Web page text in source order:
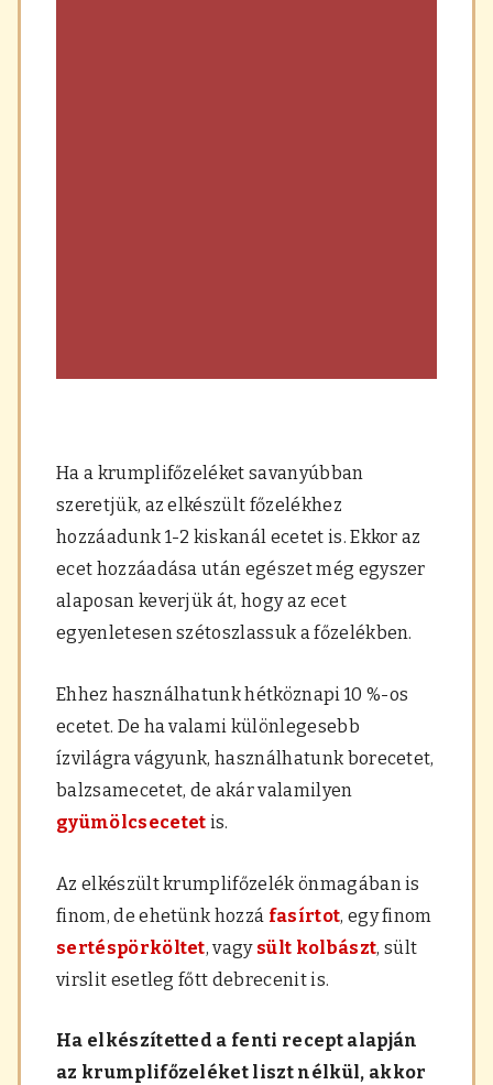
Ha a krumplifőzeléket savanyúbban
szeretjük, az elkészült főzelékhez
hozzáadunk 1-2 kiskanál ecetet is. Ekkor az
ecet hozzáadása után egészet még egyszer
alaposan keverjük át, hogy az ecet
egyenletesen szétoszlassuk a főzelékben.
Ehhez használhatunk hétköznapi 10 %-os
ecetet. De ha valami különlegesebb
ízvilágra vágyunk, használhatunk borecetet,
balzsamecetet, de akár valamilyen
gyümölcsecetet is.
Az elkészült krumplifőzelék önmagában is
finom, de ehetünk hozzá fasírtot, egy finom
sertéspörköltet, vagy sült kolbászt, sült
virslit esetleg főtt debrecenit is.
Ha elkészítetted a fenti recept alapján
az krumplifőzeléket liszt nélkül, akkor